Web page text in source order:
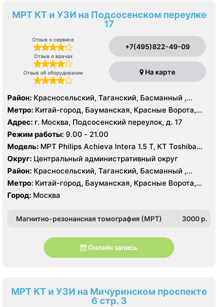
МРТ КТ и УЗИ на Подсосенском переулке
17
Отзыв о сервисе
Отзыв о врачах
Отзыв об оборудовании
+7(495)822-49-09
На карте
Район: Красносельский, Таганский, Басманный ,
Тверской
Метро: Китай-город, Бауманская, Красные Ворота,
Кузнецкий мост, Курская, Лубянка, Площадь Ильича,
Сретенский бульвар, Таганская, Чкаловская
Адрес: г. Москва, Подсосенский переулок, д. 17
Режим работы: 9.00 - 21.00
Модель: МРТ Philips Achieva Intera 1.5 T, КТ Toshiba
Aquilion CXL 128 срезов, УЗИ
Округ: Центральный административный округ
Район: Красносельский, Таганский, Басманный ,
Тверской
Метро: Китай-город, Бауманская, Красные Ворота,
Кузнецкий мост, Курская, Лубянка, Площадь Ильича,
Сретенский бульвар, Таганская, Чкаловская
Город: Москва
Магнитно-резонансная томография (МРТ) 3000 p.
Онлайн запись
МРТ КТ и УЗИ на Мичуринском проспекте
6 стр. 3